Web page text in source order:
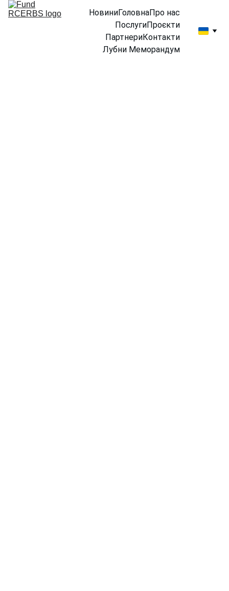
НовиниГоловнаПро нас
ПослугиПроєкти
ПартнериКонтакти
Лубни Меморандум